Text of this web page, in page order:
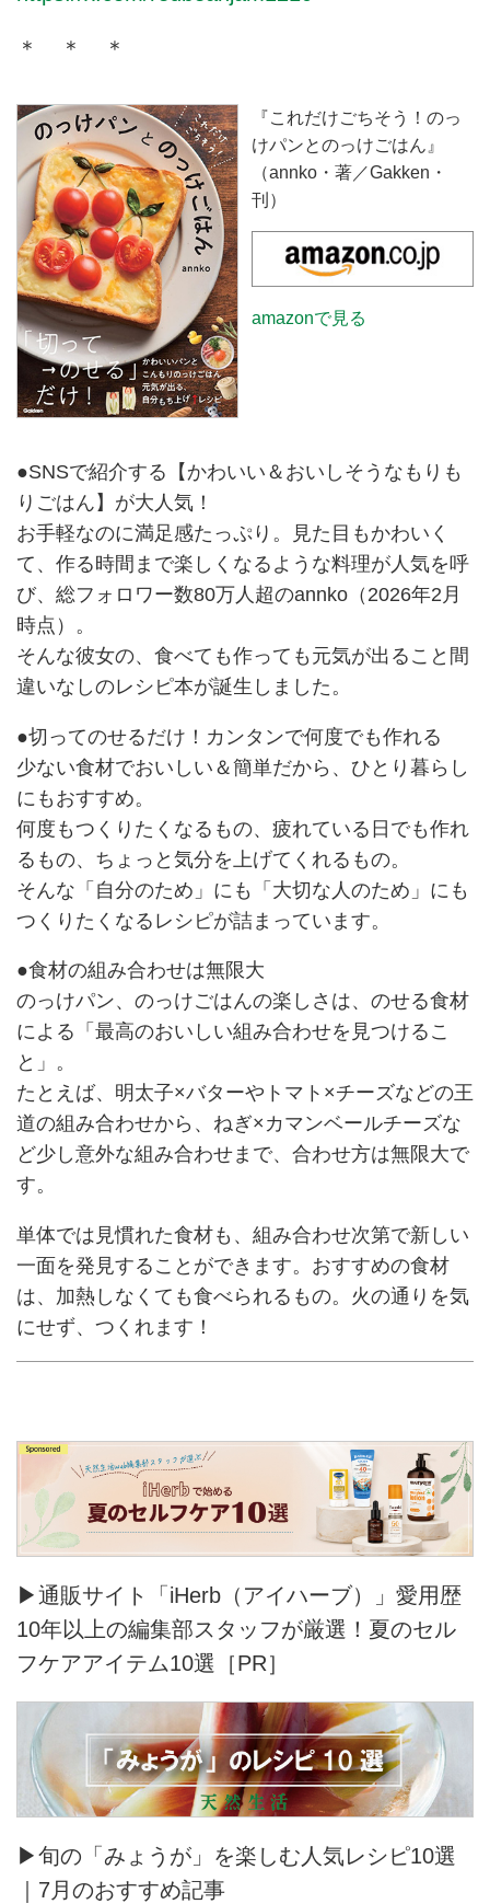
＊ ＊ ＊
『これだけごちそう！のっ
けパンとのっけごはん』
（annko・著／Gakken・
刊）
amazonで見る
●SNSで紹介する【かわいい＆おいしそうなもりも
りごはん】が大人気！
お手軽なのに満足感たっぷり。見た目もかわいく
て、作る時間まで楽しくなるような料理が人気を呼
び、総フォロワー数80万人超のannko（2026年2月
時点）。
そんな彼女の、食べても作っても元気が出ること間
違いなしのレシピ本が誕生しました。
●切ってのせるだけ！カンタンで何度でも作れる
少ない食材でおいしい＆簡単だから、ひとり暮らし
にもおすすめ。
何度もつくりたくなるもの、疲れている日でも作れ
るもの、ちょっと気分を上げてくれるもの。
そんな「自分のため」にも「大切な人のため」にも
つくりたくなるレシピが詰まっています。
●食材の組み合わせは無限大
のっけパン、のっけごはんの楽しさは、のせる食材
による「最高のおいしい組み合わせを見つけるこ
と」。
たとえば、明太子×バターやトマト×チーズなどの王
道の組み合わせから、ねぎ×カマンベールチーズな
ど少し意外な組み合わせまで、合わせ方は無限大で
す。
単体では見慣れた食材も、組み合わせ次第で新しい
一面を発見することができます。おすすめの食材
は、加熱しなくても食べられるもの。火の通りを気
にせず、つくれます！
▶通販サイト「iHerb（アイハーブ）」愛用歴
10年以上の編集部スタッフが厳選！夏のセル
フケアアイテム10選［PR］
▶旬の「みょうが」を楽しむ人気レシピ10選
｜7月のおすすめ記事